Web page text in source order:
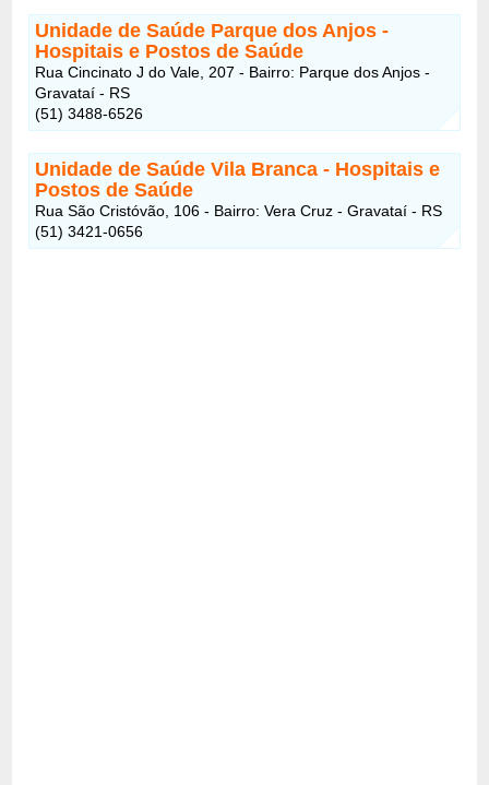
Unidade de Saúde Parque dos Anjos -
Hospitais e Postos de Saúde
Rua Cincinato J do Vale, 207 - Bairro: Parque dos Anjos -
Gravataí - RS
(51) 3488-6526
Unidade de Saúde Vila Branca - Hospitais e
Postos de Saúde
Rua São Cristóvão, 106 - Bairro: Vera Cruz - Gravataí - RS
(51) 3421-0656